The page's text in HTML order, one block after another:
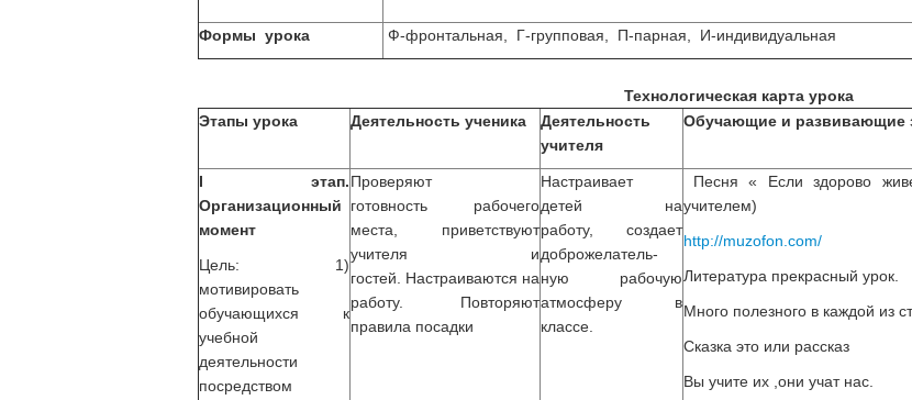
Формы урока Ф-фронтальная, Г-групповая, П-парная, И-индивидуальная
Технологическая карта урока
Этапы урока
Деятельность ученика
Деятельность
учителя
Обучающие и развивающие
I этап.
Организационный
момент
Цель: 1)
мотивировать
обучающихся к
учебной
деятельности
посредством
Проверяют
готовность рабочего
места, приветствуют
учителя и
гостей. Настраиваются на
работу. Повторяют
правила посадки
Настраивает
детей на
работу, создает
доброжелатель-
ную рабочую
атмосферу в
классе.
Песня « Если здорово
учителем)
http://muzofon.com/
Литература прекрасный урок.
Много полезного в каждой из
Сказка это или рассказ
Вы учите их ,они учат нас.